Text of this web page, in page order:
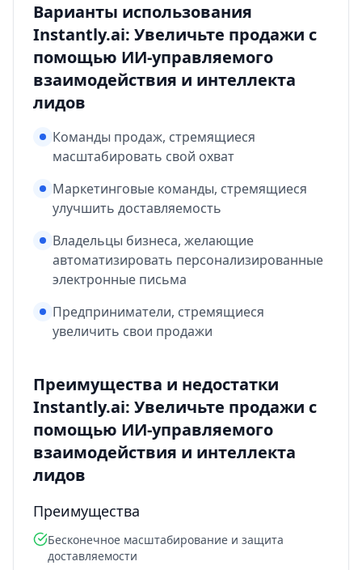
Варианты использования
Instantly.ai: Увеличьте продажи с
помощью ИИ-управляемого
взаимодействия и интеллекта
лидов
Команды продаж, стремящиеся
масштабировать свой охват
Маркетинговые команды, стремящиеся
улучшить доставляемость
Владельцы бизнеса, желающие
автоматизировать персонализированные
электронные письма
Предприниматели, стремящиеся
увеличить свои продажи
Преимущества и недостатки
Instantly.ai: Увеличьте продажи с
помощью ИИ-управляемого
взаимодействия и интеллекта
лидов
Преимущества
Бесконечное масштабирование и защита
доставляемости